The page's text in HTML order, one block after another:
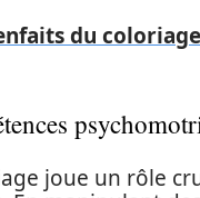
du
joue un rôle